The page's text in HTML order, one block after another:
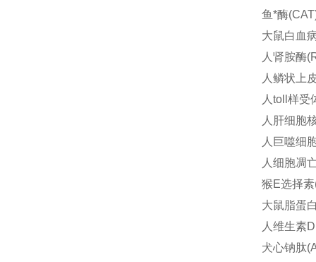
鱼*酶
大鼠白血
人肾胺酶
人鳞状上
人toll样
人肝细胞
人巨噬细
人细胞凋
猴E选择
大鼠脂蛋
人维生素
犬心钠肽